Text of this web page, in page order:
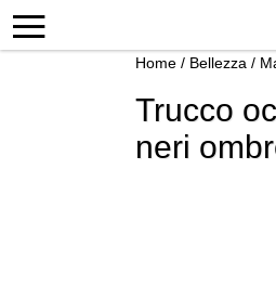
Home / Bellezza /
Trucco
neri